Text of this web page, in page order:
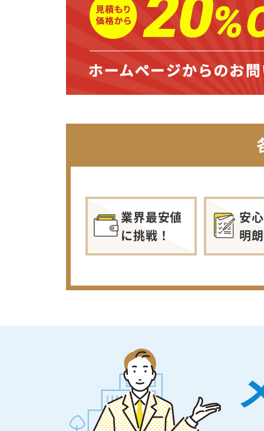
業界最安値
に挑戦！
安
明